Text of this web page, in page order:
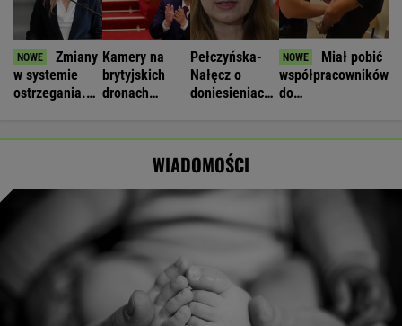
Zmiany
w systemie
ostrzegania.
Kamery na
brytyjskich
dronach
Pełczyńska-
Nałęcz o
doniesieniach
Miał pobić
współpracowników
do
WIADOMOŚCI